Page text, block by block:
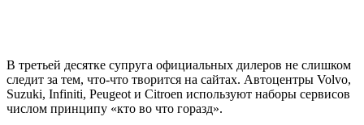
В третьей десятке супруга официальных дилеров не слишком
следит за тем, что-что творится на сайтах. Автоцентры Volvo,
Suzuki, Infiniti, Peugeot и Citroen используют наборы сервисов
числом принципу «кто во что горазд».